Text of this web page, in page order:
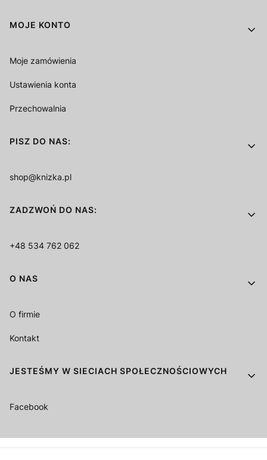
MOJE KONTO
Moje zamówienia
Ustawienia konta
Przechowalnia
PISZ DO NAS:
shop@knizka.pl
ZADZWOŃ DO NAS:
+48 534 762 062
O NAS
O firmie
Kontakt
JESTEŚMY W SIECIACH SPOŁECZNOŚCIOWYCH
Facebook